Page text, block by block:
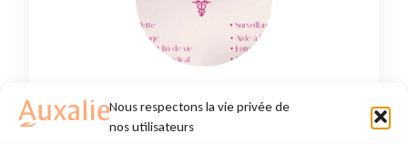
Nous respectons la vie privée de
nos utilisateurs
Cynthia C.
07220, Viviers, Ardèche, France